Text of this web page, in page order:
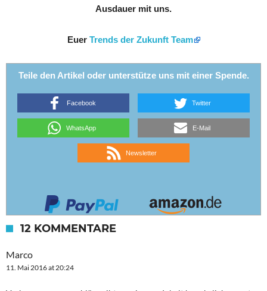
Ausdauer mit uns.
Euer Trends der Zukunft Team
Teile den Artikel oder unterstütze uns mit einer Spende.
Facebook Twitter
WhatsApp E-Mail
Newsletter
12 KOMMENTARE
Marco
11. Mai 2016 at 20:24